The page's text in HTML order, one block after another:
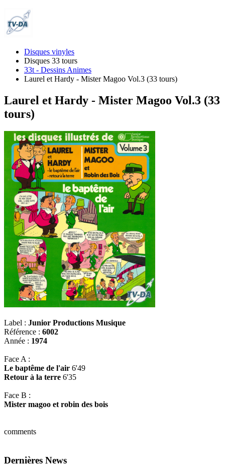
Disques vinyles
Disques 33 tours
33t - Dessins Animes
Laurel et Hardy - Mister Magoo Vol.3 (33 tours)
Laurel et Hardy - Mister Magoo Vol.3 (33
tours)
Label : Junior Productions Musique
Référence : 6002
Année : 1974
Face A :
Le baptême de l'air 6'49
Retour à la terre 6'35
Face B :
Mister magoo et robin des bois
comments
Dernières News